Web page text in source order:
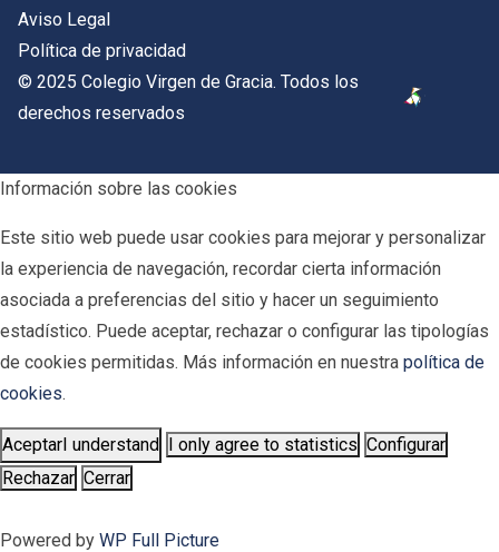
Aviso Legal
Política de privacidad
© 2025 Colegio Virgen de Gracia. Todos los
derechos reservados
Información sobre las cookies
Este sitio web puede usar cookies para mejorar y personalizar
la experiencia de navegación, recordar cierta información
asociada a preferencias del sitio y hacer un seguimiento
estadístico. Puede aceptar, rechazar o configurar las tipologías
de cookies permitidas. Más información en nuestra política de
cookies.
AceptarI understand I only agree to statistics Configurar
Rechazar Cerrar
Powered by WP Full Picture